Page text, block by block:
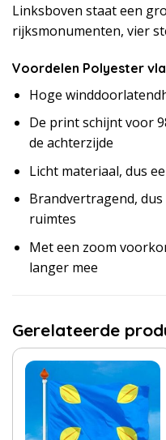
Linksboven staat een
rijksmonumenten, vier
Voordelen Polyester
Hoge
De print schijnt voor
de achterzijde
Licht materiaal, dus
Brandvertragend,
ruimtes
Met een zoom
langer mee
Gerelateerde